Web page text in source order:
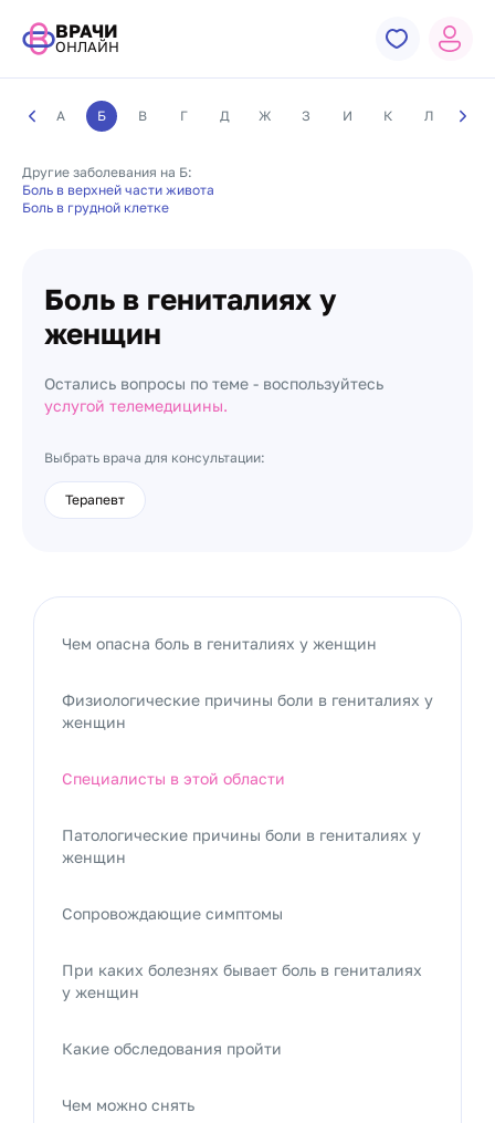
ВРАЧИ
ОНЛАЙН
А Б В Г Д Ж З И К Л М
Другие заболевания на Б:
Боль в верхней части живота
Боль в грудной клетке
Боль в гениталиях у
женщин
Остались вопросы по теме - воспользуйтесь
услугой телемедицины.
Выбрать врача для консультации:
Терапевт
Чем опасна боль в гениталиях у женщин
Физиологические причины боли в гениталиях у
женщин
Специалисты в этой области
Патологические причины боли в гениталиях у
женщин
Сопровождающие симптомы
При каких болезнях бывает боль в гениталиях
у женщин
Какие обследования пройти
Чем можно снять